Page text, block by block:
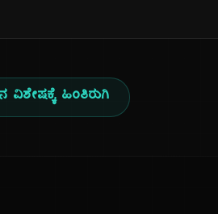
ವಿಶೇಷಕ್ಕೆ ಹಿಂತಿರುಗಿ